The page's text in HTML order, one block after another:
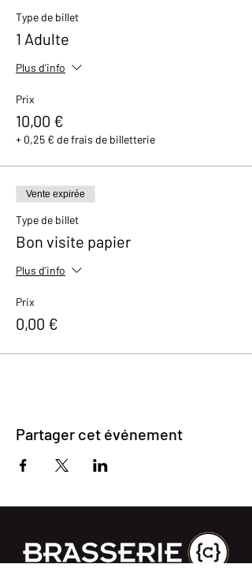
de 10% valable dans notre boutique.
Type de billet
1 Adulte
Plus d'info
Prix
10,00 €
+ 0,25 € de frais de billetterie
Vente expirée
Type de billet
Bon visite papier
Plus d'info
Prix
0,00 €
Partager cet événement